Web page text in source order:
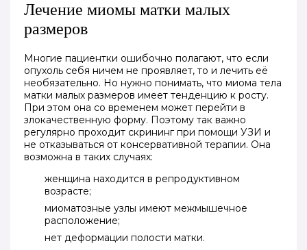
Лечение миомы матки малых
размеров
Многие пациентки ошибочно полагают, что если
опухоль себя ничем не проявляет, то и лечить её
необязательно. Но нужно понимать, что миома тела
матки малых размеров имеет тенденцию к росту.
При этом она со временем может перейти в
злокачественную форму. Поэтому так важно
регулярно проходит скрининг при помощи УЗИ и
не отказываться от консервативной терапии. Она
возможна в таких случаях:
женщина находится в репродуктивном
возрасте;
миоматозные узлы имеют межмышечное
расположение;
нет деформации полости матки.